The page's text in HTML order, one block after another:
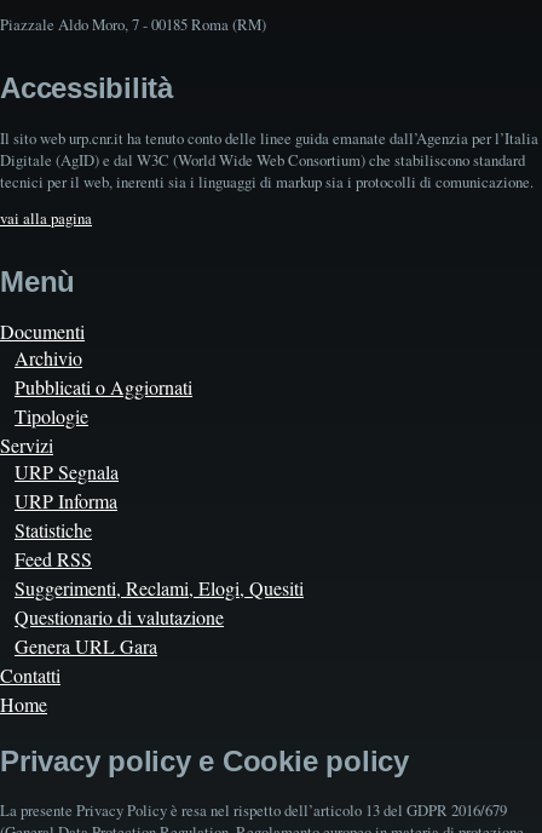
Piazzale Aldo Moro, 7 - 00185 Roma (RM)
Accessibilità
Il sito web urp.cnr.it ha tenuto conto delle linee guida emanate dall’Agenzia per l’Italia
Digitale (AgID) e dal W3C (World Wide Web Consortium) che stabiliscono standard
tecnici per il web, inerenti sia i linguaggi di markup sia i protocolli di comunicazione.
vai alla pagina
Menù
Documenti
Archivio
Pubblicati o Aggiornati
Tipologie
Servizi
URP Segnala
URP Informa
Statistiche
Feed RSS
Suggerimenti, Reclami, Elogi, Quesiti
Questionario di valutazione
Genera URL Gara
Contatti
Home
Privacy policy e Cookie policy
La presente Privacy Policy è resa nel rispetto dell’articolo 13 del GDPR 2016/679